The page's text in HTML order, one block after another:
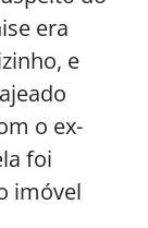
era
e
o ex-
foi
imóvel